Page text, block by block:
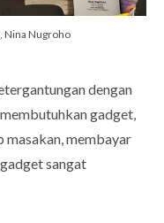
Nina Nugroho
dengan
gadget,
masakan, membayar
sangat